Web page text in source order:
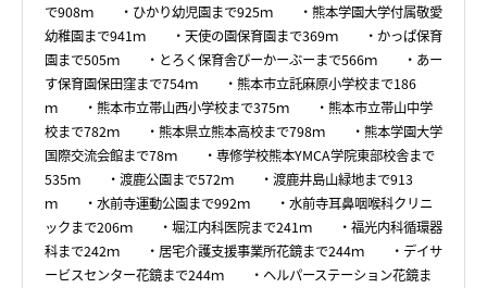
で908ｍ ・ひかり幼児園まで925ｍ ・熊本学園大学付属敬愛
幼稚園まで941ｍ ・天使の園保育園まで369ｍ ・かっぱ保育
園まで505ｍ ・とろく保育舎ぴーかーぶーまで566ｍ ・あー
す保育園保田窪まで754ｍ ・熊本市立託麻原小学校まで186
ｍ ・熊本市立帯山西小学校まで375ｍ ・熊本市立帯山中学
校まで782ｍ ・熊本県立熊本高校まで798ｍ ・熊本学園大学
国際交流会館まで78ｍ ・専修学校熊本YMCA学院東部校舎まで
535ｍ ・渡鹿公園まで572ｍ ・渡鹿井島山緑地まで913
ｍ ・水前寺運動公園まで992ｍ ・水前寺耳鼻咽喉科クリニ
ックまで206ｍ ・堀江内科医院まで241ｍ ・福光内科循環器
科まで242ｍ ・居宅介護支援事業所花鏡まで244ｍ ・デイサ
ービスセンター花鏡まで244ｍ ・ヘルパーステーション花鏡ま